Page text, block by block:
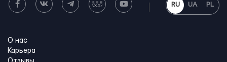
RU UA PL
О нас
Карьера